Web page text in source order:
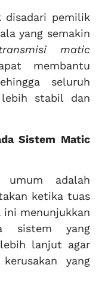
disadari pemilik
yang semakin
matic
membantu
seluruh
stabil dan
Sistem Matic
adalah
ketika tuas
ini menunjukkan
sistem yang
lanjut agar
yang